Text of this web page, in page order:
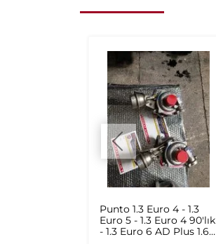
Punto 1.3 Euro 4 - 1.3
Euro 5 - 1.3 Euro 4 90'lık
- 1.3 Euro 6 AD Plus 1.6